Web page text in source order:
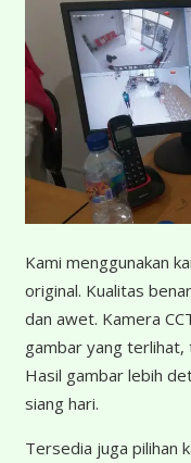
Kami menggunakan
original. Kualitas
dan awet. Kamera
gambar yang terlihat,
Hasil gambar lebih
siang hari.
Tersedia juga pilihan